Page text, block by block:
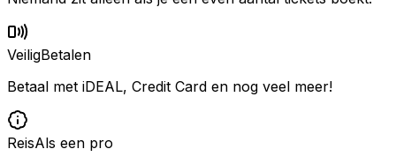
VeiligBetalen
Betaal met iDEAL, Credit Card en nog veel meer!
ReisAls een pro